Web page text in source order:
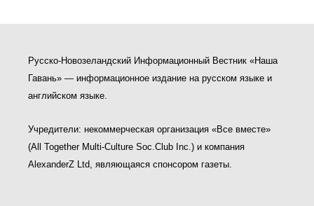
Русско-Новозеландский Информационный Вестник «Наша
Гавань» — информационное издание на русском языке и
английском языке.
Учредители: некоммерческая организация «Все вместе»
(All Together Multi-Culture Soс.Club Inc.) и компания
AlexanderZ Ltd, являющаяся спонсором газеты.